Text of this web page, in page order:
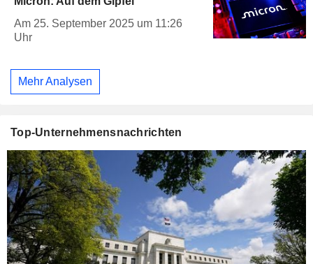
Am 25. September 2025 um 11:26
Uhr
Mehr Analysen
Top-Unternehmensnachrichten